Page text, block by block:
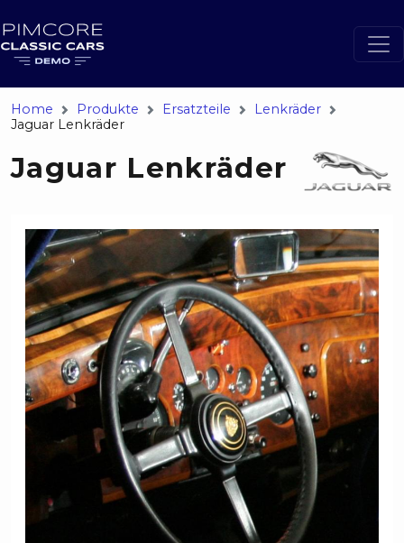
Home Produkte Ersatzteile
Lenkräder
Jaguar Lenkräder
Jaguar Lenkräder